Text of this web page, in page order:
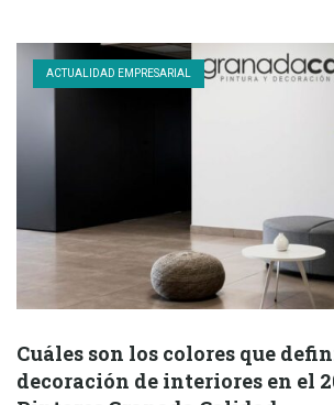
ACTUALIDAD EMPRESARIAL
Cuáles son los colores que
decoración de interiores en el